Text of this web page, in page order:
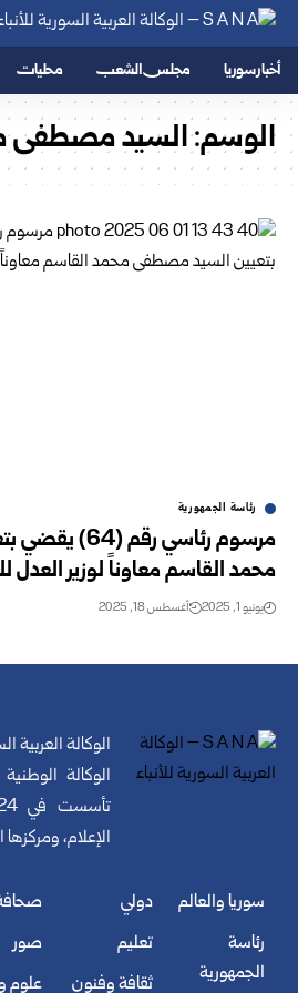
أخبار سوريا مجلس الشعب محليات
الوسم:السيد مصطفى
رئاسة الجمهورية
مرسوم رئاسي
محمد القاسم معاوناً لوزير
يونيو 1, 2025 أغسطس 18, 2025
الوكالة العربية
الوكالة
الإعلام،
سوريا والعالم
رئاسة
الجمهورية
دولي
تعليم
ثقافة وفنون
صور
علوم